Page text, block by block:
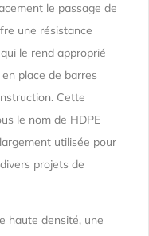
le passage de
une résistance
le rend approprié
place de barres
Cette
le nom de HDPE
utilisée pour
projets de
haute densité, une